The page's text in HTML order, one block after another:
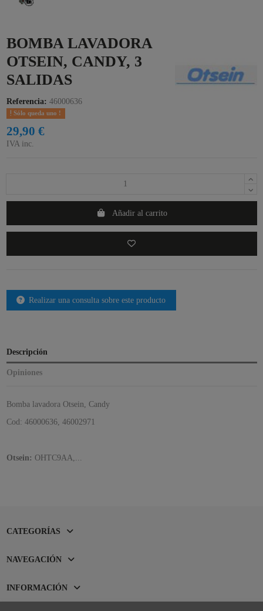
BOMBA LAVADORA
OTSEIN, CANDY, 3
SALIDAS
Referencia: 46000636
Sólo queda uno !
29,90 €
IVA inc.
Añadir al carrito
Realizar una consulta sobre este producto
Descripción
Opiniones
Bomba lavadora Otsein, Candy
Cod: 46000636, 46002971
Otsein: OHTC9AA,...
CATEGORÍAS
NAVEGACIÓN
INFORMACIÓN